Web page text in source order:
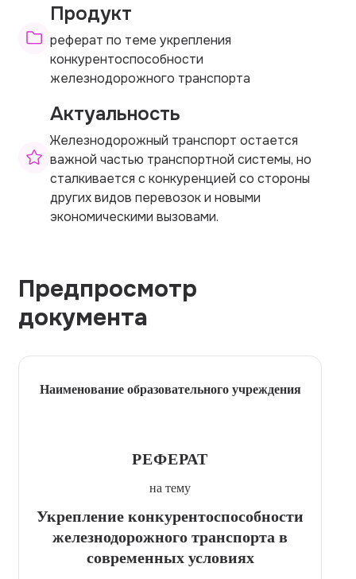
Продукт
реферат по теме укрепления
конкурентоспособности
железнодорожного транспорта
Актуальность
Железнодорожный транспорт остается
важной частью транспортной системы, но
сталкивается с конкуренцией со стороны
других видов перевозок и новыми
экономическими вызовами.
Предпросмотр
документа
Наименование образовательного учреждения
РЕФЕРАТ
на тему
Укрепление конкурентоспособности
железнодорожного транспорта в
современных условиях